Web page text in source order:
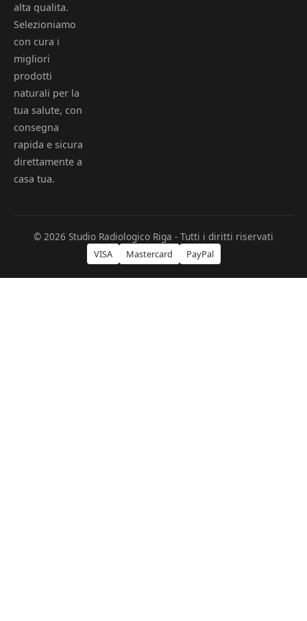
alta qualita.
Selezioniamo
con cura i
migliori
prodotti
naturali per la
tua salute, con
consegna
rapida e sicura
direttamente a
casa tua.
© 2026 Studio Radiologico Riga - Tutti i diritti riservati
VISA Mastercard PayPal